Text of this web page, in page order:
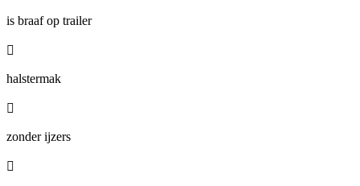
is braaf op trailer

halstermak

zonder ijzers
